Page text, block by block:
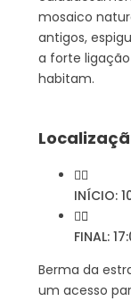
mosaico
antigos,
a forte
habitam.
INÍCIO:
FINAL:
Berma da
um acesso